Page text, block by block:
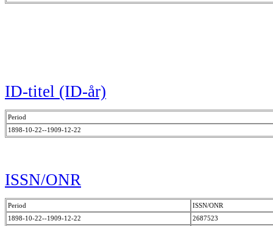
ID-titel (ID-år)
Period
1898-10-22--1909-12-22
ISSN/ONR
Period
ISSN/ONR
1898-10-22--1909-12-22
2687523